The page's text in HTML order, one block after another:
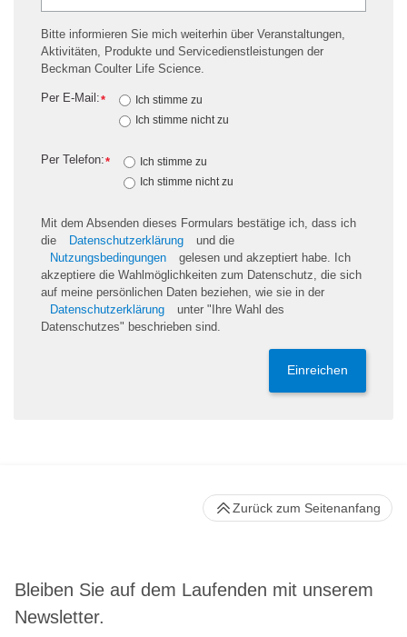
Bitte informieren Sie mich weiterhin über Veranstaltungen,
Aktivitäten, Produkte und Servicedienstleistungen der
Beckman Coulter Life Science.
*
Per E-Mail:
Ich stimme zu
Ich stimme nicht zu
*
Per Telefon:
Ich stimme zu
Ich stimme nicht zu
Mit dem Absenden dieses Formulars bestätige ich, dass ich
die
Datenschutzerklärung
und die
Nutzungsbedingungen
gelesen und akzeptiert habe. Ich
akzeptiere die Wahlmöglichkeiten zum Datenschutz, die sich
auf meine persönlichen Daten beziehen, wie sie in der
Datenschutzerklärung
unter "Ihre Wahl des
Datenschutzes" beschrieben sind.
Einreichen
Bleiben Sie auf dem Laufenden mit unserem
Newsletter.
Zurück zum Seitenanfang